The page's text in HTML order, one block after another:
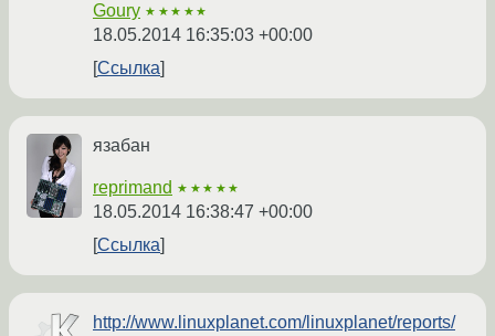
Goury ★★★★★
18.05.2014 16:35:03 +00:00
Ссылка
язабан
reprimand ★★★★★
18.05.2014 16:38:47 +00:00
Ссылка
http://www.linuxplanet.com/linuxplanet/reports/